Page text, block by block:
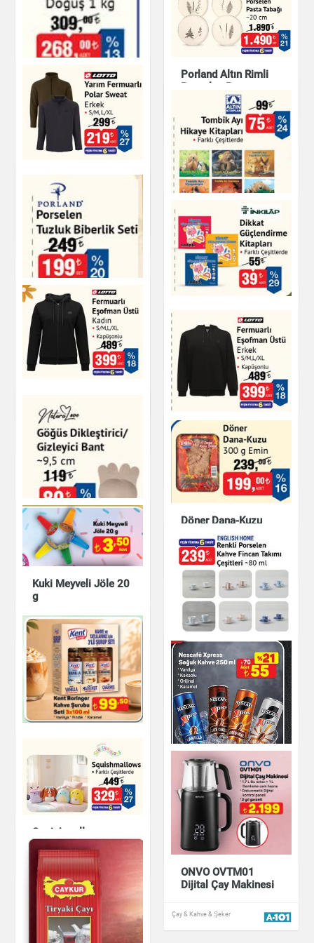
Nescafe 3'ü 1 Arada
Çay & Kahve & Şeker
Siyah Çay Karadeniz
Çayı Doğuş 1 kg
Çay & Kahve & Şeker
Porland Altın Rimli
Porselen Pasta
Tabağı 20 cm
Mutfak Ürünleri
Yarım Fermuarlı
Polar Sweat Erkek
Giyim
Tombik Ayı Hikaye
Kitapları
Kitap & Dergi
Porland Porselen
Tuzluk Biberlik Seti
Dikkat Güçlendirme
Kitapları
Kitap & Dergi
Üstü Kadın
Giyim
Fermuarlı Eşofman
Üstü Erkek
Giyim
Göğüs Dikleştirici /
Gizleyici Bant
Kişisel Bakım
Döner Dana-Kuzu
Et & Balık
Kuki Meyveli Jöle 20
g
Çay & Kahve & Şeker
Renkli Porselen
Kahve Fincan Takımı
Çay & Kahve & Şeker
Kent Boringer Kahve
Şurubu Seti 3x100
Çay & Kahve & Şeker
Nescafé Xpress
Soğuk Kahve 250 ml
Çay & Kahve & Şeker
Squishmallows
Oyuncak
ONVO OVTM01
Dijital Çay Makinesi
Çay & Kahve & Şeker